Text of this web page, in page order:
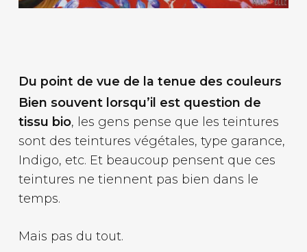
Du point de vue de la tenue des couleurs
Bien souvent lorsqu’il est question de
tissu bio, les gens pense que les teintures
sont des teintures végétales, type garance,
Indigo, etc. Et beaucoup pensent que ces
teintures ne tiennent pas bien dans le
temps.
Mais pas du tout.